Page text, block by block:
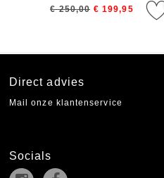
€ 250,00 € 199,95
Direct advies
Mail onze klantenservice
Socials